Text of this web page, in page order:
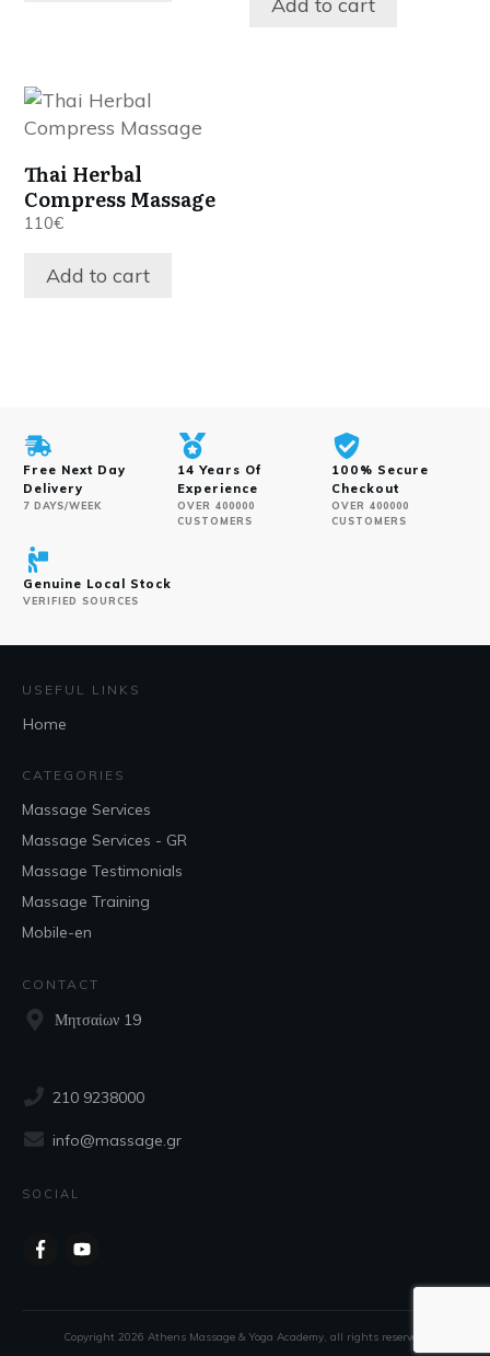
Add to cart
Thai Herbal
Compress Massage
110€
Add to cart
Free Next Day
Delivery
7 DAYS/WEEK
14 Years Of
Experience
OVER 400000
CUSTOMERS
100% Secure
Checkout
OVER 400000
CUSTOMERS
Genuine Local Stock
VERIFIED SOURCES
USEFUL LINKS
Home
CATEGORIES
Massage Services
Massage Services - GR
Massage Testimonials
Massage Training
Mobile-en
CONTACT
Μητσαίων 19
210 9238000
info@massage.gr
SOCIAL
Copyright 2026 Athens Massage & Yoga Academy, all rights reserved.